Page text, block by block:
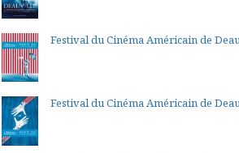
Festival du Cinéma Américain de
Festival du Cinéma Américain de